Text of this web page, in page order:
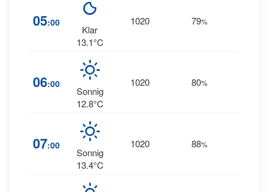
05:00
Klar
13.1°C
1020 79%
06:00
Sonnig
12.8°C
1020 80%
07:00
Sonnig
13.4°C
1020 88%